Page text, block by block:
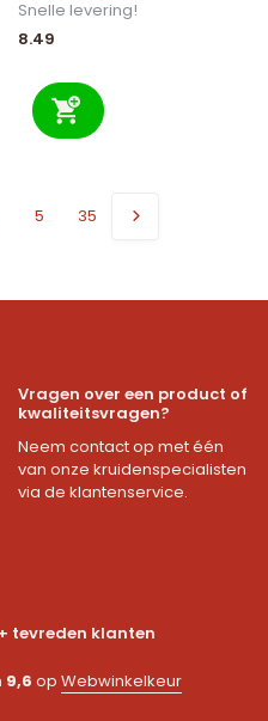
Snelle levering!
8.49
5 35
Vragen over een product of
kwaliteitsvragen?
Neem contact op met één
van onze kruidenspecialisten
via de klantenservice.
tevreden klanten
9,6 op Webwinkelkeur